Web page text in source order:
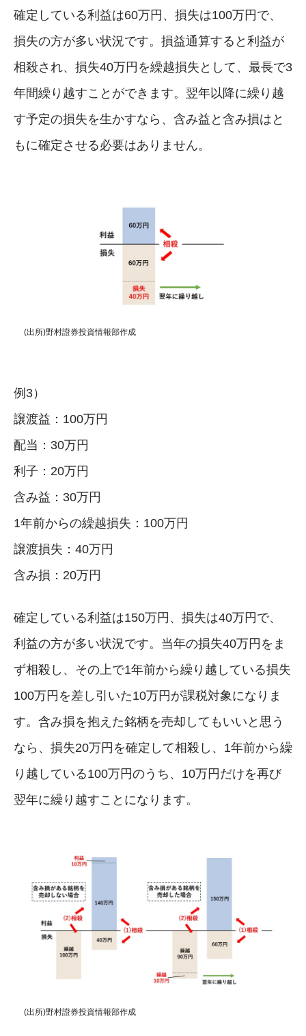
確定している利益は60万円、損失は100万円で、
損失の方が多い状況です。損益通算すると利益が
相殺され、損失40万円を繰越損失として、最長で3
年間繰り越すことができます。翌年以降に繰り越
す予定の損失を生かすなら、含み益と含み損はと
もに確定させる必要はありません。
(出所)野村證券投資情報部作成
例3）
譲渡益：100万円
配当：30万円
利子：20万円
含み益：30万円
1年前からの繰越損失：100万円
譲渡損失：40万円
含み損：20万円
確定している利益は150万円、損失は40万円で、
利益の方が多い状況です。当年の損失40万円をま
ず相殺し、その上で1年前から繰り越している損失
100万円を差し引いた10万円が課税対象になりま
す。含み損を抱えた銘柄を売却してもいいと思う
なら、損失20万円を確定して相殺し、1年前から繰
り越している100万円のうち、10万円だけを再び
翌年に繰り越すことになります。
(出所)野村證券投資情報部作成